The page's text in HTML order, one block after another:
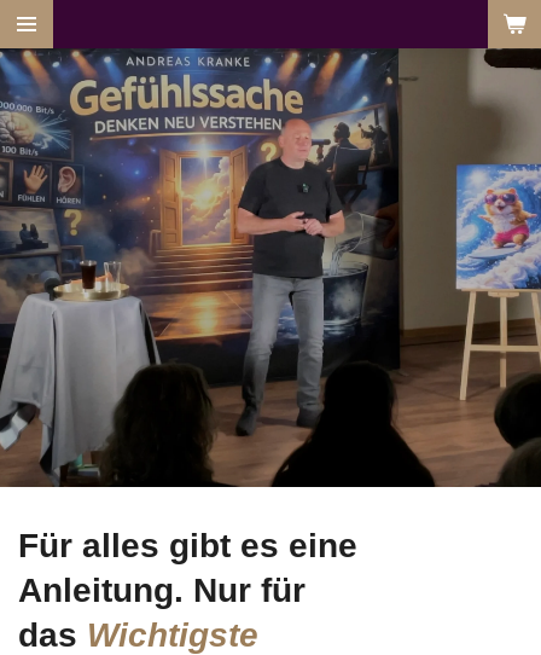
Zum
Hauptinhalt
springen
Für alles gibt es eine
Anleitung. Nur für
das Wichtigste